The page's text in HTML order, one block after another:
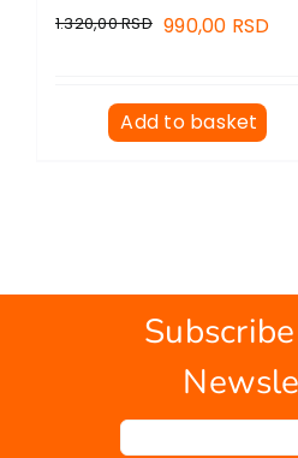
1.320,00RSD 990,00 RSD
Add to basket